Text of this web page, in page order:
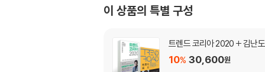
이 상품의 특별 구성
트렌드 코리아 2020 + 김난
10% 30,600원